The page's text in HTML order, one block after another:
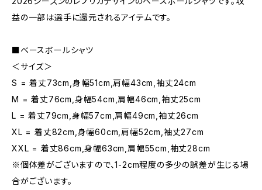
益の一部は選手に還元されるアイテムです。
■ベースボールシャツ
＜サイズ＞
S = 着丈73cm,身幅51cm,肩幅43cm,袖丈24cm
M = 着丈76cm,身幅54cm,肩幅46cm,袖丈25cm
L = 着丈79cm,身幅57cm,肩幅49cm,袖丈26cm
XL = 着丈82cm,身幅60cm,肩幅52cm,袖丈27cm
XXL = 着丈86cm,身幅63cm,肩幅55cm,袖丈28cm
※個体差がございますので、1-2cm程度の多少の誤差が生じる場
合がございます。